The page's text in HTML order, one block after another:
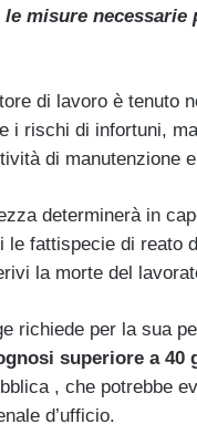
misure necessarie
di lavoro è tenuto
i rischi di infortuni,
di manutenzione
determinerà in
le fattispecie di reato
la morte del
richiede per la sua
superiore a 40
, che potrebbe
d’ufficio.